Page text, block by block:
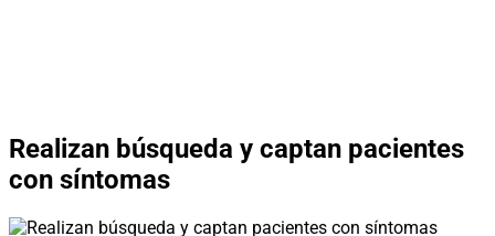
Realizan búsqueda y captan pacientes
con síntomas